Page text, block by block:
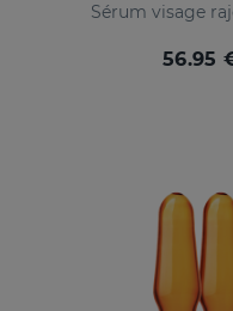
Sérum visage
56.95